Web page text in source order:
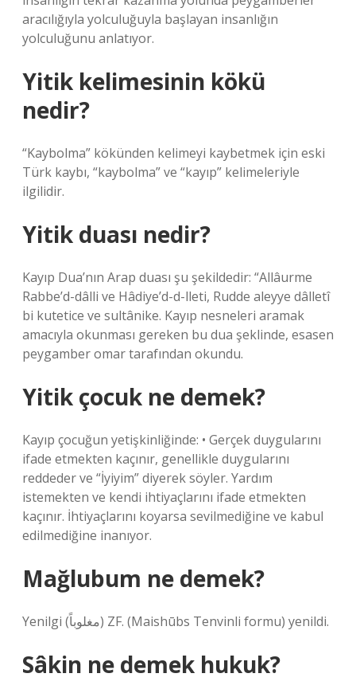
aracılığıyla yolculuğuyla başlayan insanlığın
yolculuğunu anlatıyor.
Yitik kelimesinin kökü
nedir?
“Kaybolma” kökünden kelimeyi kaybetmek için eski
Türk kaybı, “kaybolma” ve “kayıp” kelimeleriyle
ilgilidir.
Yitik duası nedir?
Kayıp Dua’nın Arap duası şu şekildedir: “Allâurme
Rabbe’d-dâlli ve Hâdiye’d-d-lleti, Rudde aleyye dâlletî
bi kutetice ve sultânike. Kayıp nesneleri aramak
amacıyla okunması gereken bu dua şeklinde, esasen
peygamber omar tarafından okundu.
Yitik çocuk ne demek?
Kayıp çocuğun yetişkinliğinde: • Gerçek duygularını
ifade etmekten kaçınır, genellikle duygularını
reddeder ve “İyiyim” diyerek söyler. Yardım
istemekten ve kendi ihtiyaçlarını ifade etmekten
kaçınır. İhtiyaçlarını koyarsa sevilmediğine ve kabul
edilmediğine inanıyor.
Mağlubum ne demek?
Yenilgi (ﻣﻐﻠﻮﺑﺎً) ZF. (Maishūbs Tenvinli formu) yenildi.
Sâkin ne demek hukuk?